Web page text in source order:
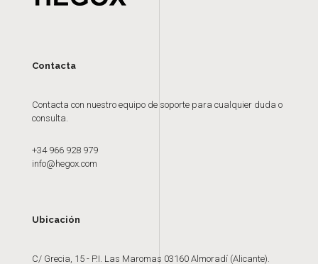
Contacta
Contacta con nuestro equipo de soporte para cualquier duda o
consulta.
+34 966 928 979
info@hegox.com
Ubicación
C/ Grecia, 15 - P.I. Las Maromas 03160 Almoradí (Alicante).